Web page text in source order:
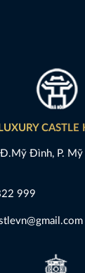
LUXURY CASTLE
Đình, P.
999